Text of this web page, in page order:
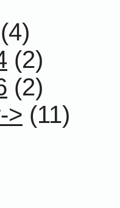
(4)
(2)
(2)
> (11)